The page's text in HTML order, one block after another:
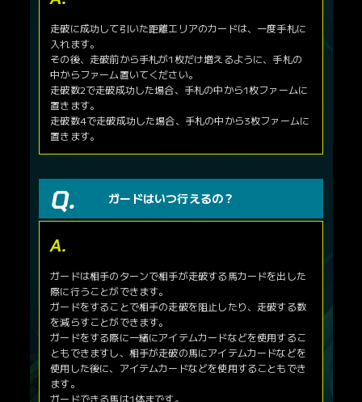
走破に成功して引いた距離エリアのカードは、一度手札に
入れます。
その後、走破前から手札が1枚だけ増えるように、手札の
中からファーム置いてください。
走破数2で走破成功した場合、手札の中から1枚ファームに
置きます。
走破数4で走破成功した場合、手札の中から3枚ファームに
置きます。
ガードはいつ行えるの？
ガードは相手のターンで相手が走破する馬カードを出した
際に行うことができます。
ガードをすることで相手の走破を阻止したり、走破する数
を減らすことができます。
ガードをする際に一緒にアイテムカードなどを使用するこ
ともできますし、相手が走破の馬にアイテムカードなどを
使用した後に、アイテムカードなどを使用することもでき
ます。
ガードできる馬は1体まです。